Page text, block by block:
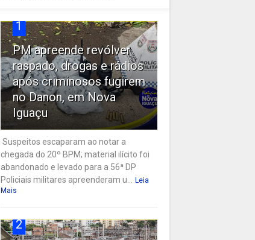
1
PM apreende revólver
raspado, drogas e rádios
após criminosos fugirem
no Danon, em Nova
Iguaçu
Suspeitos escaparam ao notar a
chegada do 20º BPM; material ilícito foi
abandonado e levado para a 56ª DP
Policiais militares apreenderam u...
Leia
Mais
2